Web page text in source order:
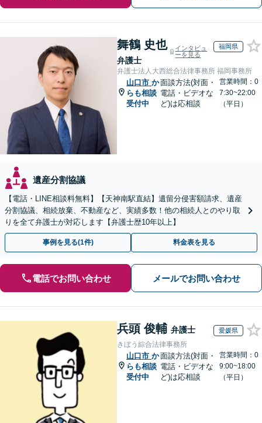
舞鶴 史也
弁護士
インタビュ
ーを見る
福岡県
弁護士法人大西総合法律事務所 福岡事務所
山口市 か
らも相談
受付中
面談方法(対面・
電話・ビデオな
ど)は応相談
営業時間：0
7:30~22:00
（平日）
遺産分割協議
【電話・LINE相談料無料】【天神南駅直結】遺留分侵害額請求、遺産
分割協議、相続放棄、不動産など、実績多数！他の相続人とのやり取
りを全て弁護士が対応します【弁護士歴10年以上】
事例を見る(1件) 料金表を見る
電話でお問い合わせ メールでお問い合わせ
兵頭 俊輔 弁護士 愛媛県
きぼう綜合法律事務所
山口市 か
らも相談
受付中
面談方法(対面・
電話・ビデオな
ど)は応相談
営業時間：0
9:00~18:00
（平日）